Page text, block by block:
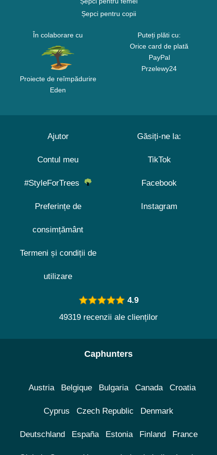
Șepci pentru copii
În colaborare cu
Proiecte de reîmpădurire
Eden
Puteți plăti cu:
Orice card de plată
PayPal
Przelewy24
Ajutor
Contul meu
#StyleForTrees
Preferințe de
consimțământ
Termeni și condiții de
utilizare
Găsiți-ne la:
TikTok
Facebook
Instagram
4.9
49319 recenzii ale clienților
Caphunters
Austria Belgique Bulgaria Canada Croatia
Cyprus Czech Republic Denmark
Deutschland España Estonia Finland France